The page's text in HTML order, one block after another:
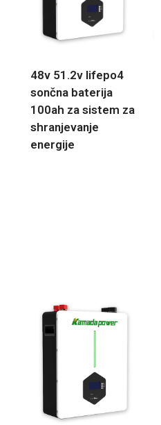
48v 51.2v lifepo4
sončna baterija
100ah za sistem za
shranjevanje
energije